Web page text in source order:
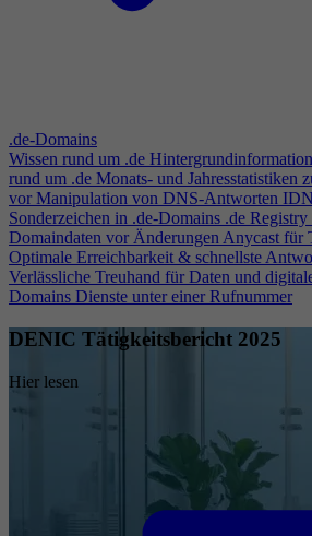
.de-Domains
Wissen rund um .de
rund um .de Monats- und Jahresstatistiken
vor Manipulation von DNS-Antworten
Sonderzeichen in .de-Domains .de
Domaindaten vor ÄnderungenAnycast für
Optimale Erreichbarkeit & schnellste
Verlässliche Treuhand für Daten und
Domains Dienste unter einer Rufnummer
DENIC Tätigkeitsbericht 2025
Hier lesen